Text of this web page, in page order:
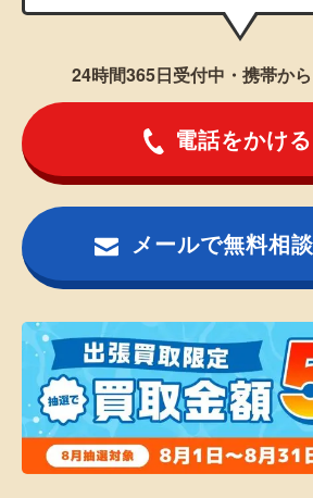
24時間365日受付中・携帯か
電話をかける
メールで無料相